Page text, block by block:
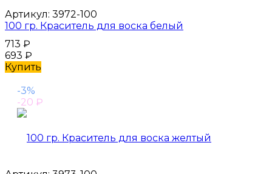
Артикул: 3972-100
100 гр. Краситель для воска белый
713 ₽
693 ₽
Купить
-3%
-20 ₽